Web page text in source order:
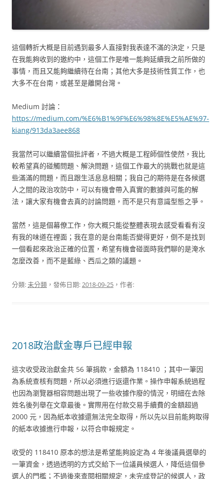
這個轉折大概是目前遇到最多人直接對我表達不滿的決定，只是
在我能夠收到的邀約中，這個工作是唯一能夠延續我之前所做的
事情，而且又能夠繼續待在台南；其他大多是技術性質工作，也
大多不在台南，或甚至是離開台灣。
Medium 討論：
https://medium.com/%E6%B1%9F%E6%98%8E%E5%AE%97-
kiang/913da3aee868
我當然可以繼續當個批評者，不過大概是工程師個性使然，我比
較希望真的碰觸問題、解決問題，這個工作最大的挑戰也就是這
些滿滿的問題，而且跟生活息息相關；我自己的期待是在各候選
人之間的政治攻防中，可以有機會帶入真實的數據與可能的解
法，讓大家有機會去真的討論問題，而不是只有意識型態之爭。
當然，這是個幕僚工作，你大概只能從整體表現去感受看看有沒
有我的味道在裡面；我在意的是台南能否變得更好，倒不是找到
一個看起來政治正確的位置，希望有機會碰面時我們聊的是淹水
怎麼改善，而不是藍綠、西瓜之類的議題。
分類:未分類 ，發佈日期:2018-09-25 ，作者:
2018政治獻金專戶已經申報
這次收受政治獻金共 56 筆捐款，金額為 118410 ；其中一筆因
為系統查核有問題，所以必須進行返還作業。操作申報系統過程
也因為瀏覽器相容問題出現了一些收據作廢的情況，明細在去除
姓名後列舉在文章最後。實際用在付款交易手續費的金額超過
2000 元，因為紙本收據還無法完全取得，所以先以目前能夠取得
的紙本收據進行申報，以符合申報規定。
收受的 118410 原本的想法是希望能夠設定為 4 年後議員選舉的
一筆資金，透過透明的方式交給下一位議員候選人，降低這個參
選人的門檻；不過後來查閱相關規定，未完成登記的候選人，政